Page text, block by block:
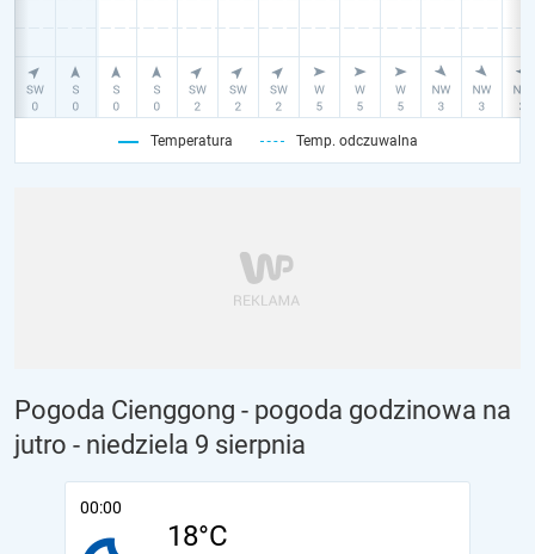
Temperatura Temp. odczuwalna
Pogoda Cienggong - pogoda godzinowa na
jutro - niedziela 9 sierpnia
00:00
18°C